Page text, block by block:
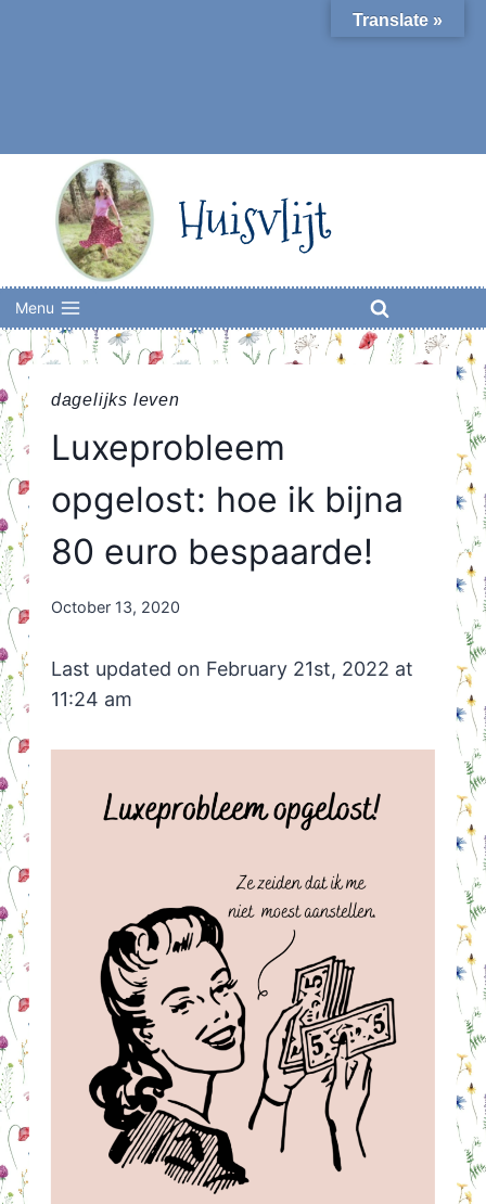
Huisvlijt
Menu
dagelijks leven
Luxeprobleem
opgelost: hoe ik bijna
80 euro bespaarde!
By
October 13, 2020
Last updated on February 21st, 2022 at
11:24 am
Translate »